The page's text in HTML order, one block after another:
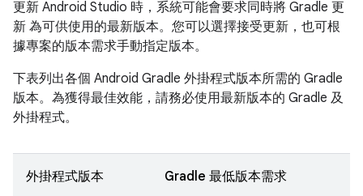
更新 Android Studio 時，系統可能會要求同時將 Gradle 更
新 為可供使用的最新版本。您可以選擇接受更新，也可根
據專案的版本需求手動指定版本。
下表列出各個 Android Gradle 外掛程式版本所需的 Gradle
版本。為獲得最佳效能，請務必使用最新版本的 Gradle 及
外掛程式。
外掛程式版本 Gradle 最低版本需求